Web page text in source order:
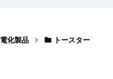
電化製品 トースター